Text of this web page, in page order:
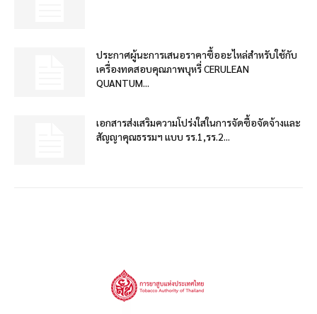
ประกาศผู้นะการเสนอราคาซื้ออะไหล่สำหรับใช้กับ
เครื่องทดสอบคุณภาพบุหรี่ CERULEAN
QUANTUM...
เอกสารส่งเสริมความโปร่งใสในการจัดซื้อจัดจ้างและ
สัญญาคุณธรรมฯ แบบ รร.1,รร.2...